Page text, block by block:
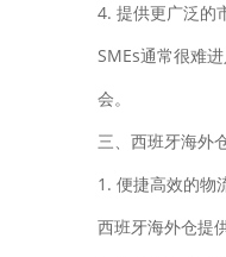
4. 提供更广泛的
SMEs通常很难
会。
三、西班牙海外
1. 便捷高效的物
西班牙海外仓提